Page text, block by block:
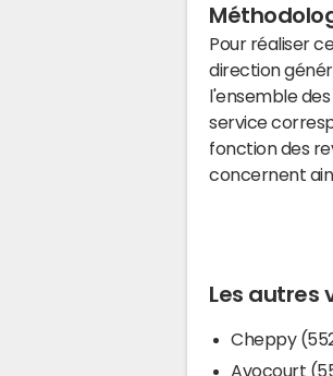
Pour réaliser
direction
l'ensemble
service
fonction des
concernent
Les autres
Cheppy
Avocourt